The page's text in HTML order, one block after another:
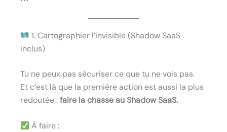
1. Cartographier l’invisible (Shadow SaaS
inclus)
Tu ne peux pas sécuriser ce que tu ne vois pas.
Et c’est là que la première action est aussi la plus
redoutée :faire la chasse au Shadow SaaS.
À faire :